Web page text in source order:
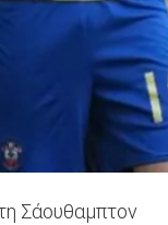
Σάουθαμπτον